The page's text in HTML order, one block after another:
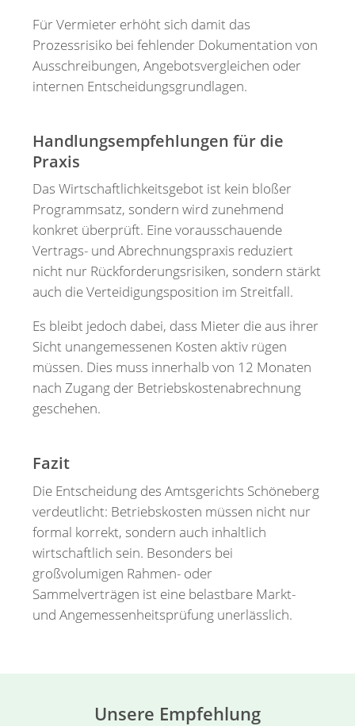
Für Vermieter erhöht sich damit das
Prozessrisiko bei fehlender Dokumentation von
Ausschreibungen, Angebotsvergleichen oder
internen Entscheidungsgrundlagen.
Handlungsempfehlungen für die
Praxis
Das Wirtschaftlichkeitsgebot ist kein bloßer
Programmsatz, sondern wird zunehmend
konkret überprüft. Eine vorausschauende
Vertrags- und Abrechnungspraxis reduziert
nicht nur Rückforderungsrisiken, sondern stärkt
auch die Verteidigungsposition im Streitfall.
Es bleibt jedoch dabei, dass Mieter die aus ihrer
Sicht unangemessenen Kosten aktiv rügen
müssen. Dies muss innerhalb von 12 Monaten
nach Zugang der Betriebskostenabrechnung
geschehen.
Fazit
Die Entscheidung des Amtsgerichts Schöneberg
verdeutlicht: Betriebskosten müssen nicht nur
formal korrekt, sondern auch inhaltlich
wirtschaftlich sein. Besonders bei
großvolumigen Rahmen- oder
Sammelverträgen ist eine belastbare Markt-
und Angemessenheitsprüfung unerlässlich.
Unsere Empfehlung